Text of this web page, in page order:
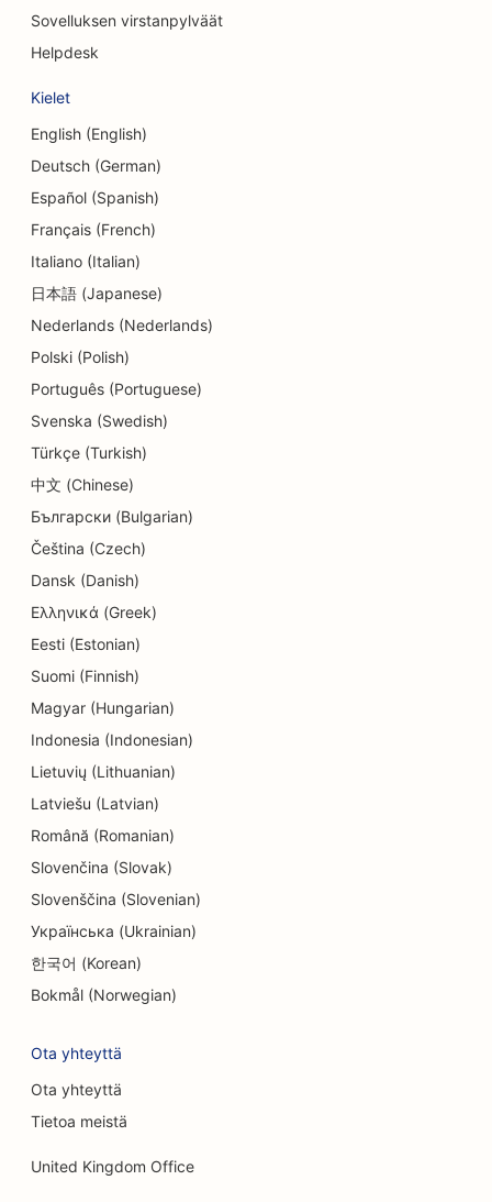
SEO luottoyhteisöille
SEO päiväkodeille
SEO velkaneuvontapalveluille
SEO hammaslääkäriklinikoille
SEO Delisille
SEO ruokailijoille
SEO yksityiskohtien kaupoille
SEO donitsikaupoille
Koulutus- ja lastenhoitopalvelujen SEO
SEO kemiallisille pesuloille
SEO elektroniikkakaupoille
SEO endodontologeille
SEO for Entertainment &amp; Recreation
SEO insinööritoimistoille
EO etnisille ravintoloille
SEO pakohuoneita varten
SEO kasvojenkohotuspalveluille
SEO Farm-to-Table-ravintoloille
SEO rahoituspalveluille
SEO Fine Dining -ravintoloille
SEO pikaruokaravintoloille
Sovelluksen virstanpylväät
Helpdesk
Kielet
English (English)
Deutsch (German)
Español (Spanish)
Français (French)
Italiano (Italian)
日本語 (Japanese)
Nederlands (Nederlands)
Polski (Polish)
Português (Portuguese)
Svenska (Swedish)
Türkçe (Turkish)
中文 (Chinese)
Български (Bulgarian)
Čeština (Czech)
Dansk (Danish)
Ελληνικά (Greek)
Eesti (Estonian)
Suomi (Finnish)
Magyar (Hungarian)
Indonesia (Indonesian)
Lietuvių (Lithuanian)
Latviešu (Latvian)
Română (Romanian)
Slovenčina (Slovak)
Slovenščina (Slovenian)
Українська (Ukrainian)
한국어 (Korean)
Bokmål (Norwegian)
Ota yhteyttä
Ota yhteyttä
Tietoa meistä
United Kingdom Office